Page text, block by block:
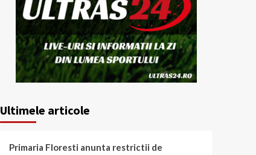
Ultimele articole
Primaria Floresti anunta restrictii de